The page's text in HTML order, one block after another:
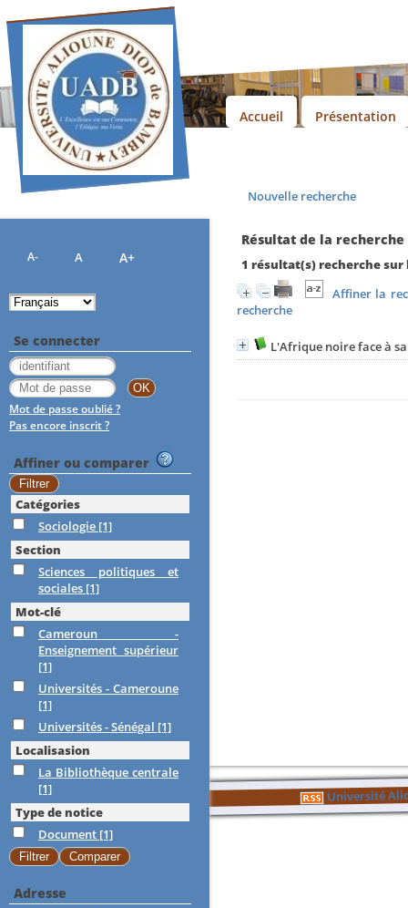
Nouvelle recherche
Résultat de la recherche
1 résultat(s) recherche sur
Affiner la
recherche
L'Afrique noire face à
Université
Accueil Présentation
A- A A+
Se connecter
Mot de passe oublié ?
Pas encore inscrit ?
Affiner ou comparer
Catégories
Sociologie [1]
Section
Sciences politiques et
sociales [1]
Mot-clé
Cameroun -
Enseignement supérieur
[1]
Universités - Cameroune
[1]
Universités - Sénégal [1]
Localisasion
La Bibliothèque centrale
[1]
Type de notice
Document [1]
Adresse